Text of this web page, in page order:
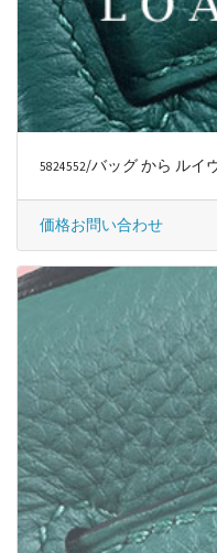
5824552/バッグ から ルイ
価格お問い合わせ